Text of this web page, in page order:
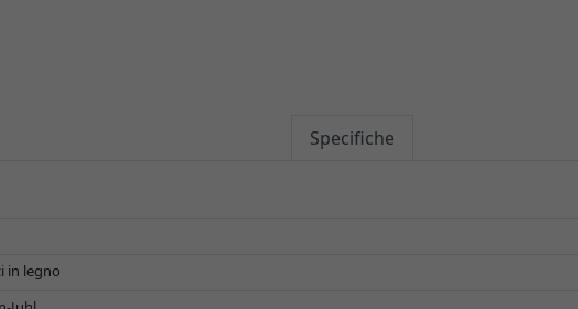
Specifiche
in legno